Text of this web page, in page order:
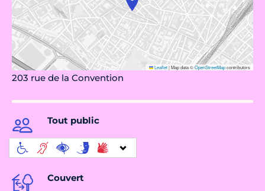
Leaflet|Map data ©OpenStreetMapcontributors
203 rue de la Convention
Tout public
Couvert